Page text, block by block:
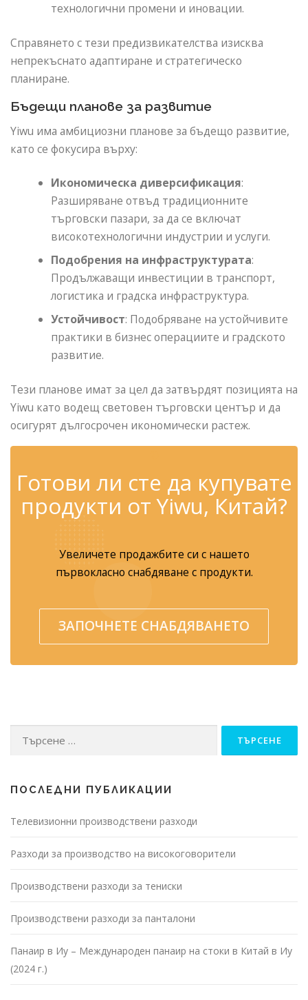
технологични промени и иновации.
Справянето с тези предизвикателства изисква
непрекъснато адаптиране и стратегическо
планиране.
Бъдещи планове за развитие
Yiwu има амбициозни планове за бъдещо развитие,
като се фокусира върху:
Икономическа диверсификация:
Разширяване отвъд традиционните
търговски пазари, за да се включат
високотехнологични индустрии и услуги.
Подобрения на инфраструктурата:
Продължаващи инвестиции в транспорт,
логистика и градска инфраструктура.
Устойчивост: Подобряване на устойчивите
практики в бизнес операциите и градското
развитие.
Тези планове имат за цел да затвърдят позицията на
Yiwu като водещ световен търговски център и да
осигурят дългосрочен икономически растеж.
Готови ли сте да купувате
продукти от Yiwu, Китай?
Увеличете продажбите си с нашето
първокласно снабдяване с продукти.
ЗАПОЧНЕТЕ СНАБДЯВАНЕТО
Търсене за:
ПОСЛЕДНИ ПУБЛИКАЦИИ
Телевизионни производствени разходи
Разходи за производство на високоговорители
Производствени разходи за тениски
Производствени разходи за панталони
Панаир в Иу – Международен панаир на стоки в Китай в Иу
(2024 г.)